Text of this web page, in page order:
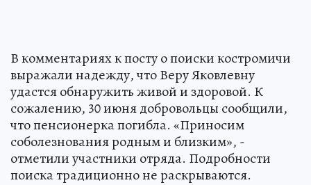
В комментариях к посту о поиски костромичи
выражали надежду, что Веру Яковлевну
удастся обнаружить живой и здоровой. К
сожалению, 30 июня добровольцы сообщили,
что пенсионерка погибла. «Приносим
соболезнования родным и близким», -
отметили участники отряда. Подробности
поиска традиционно не раскрываются.